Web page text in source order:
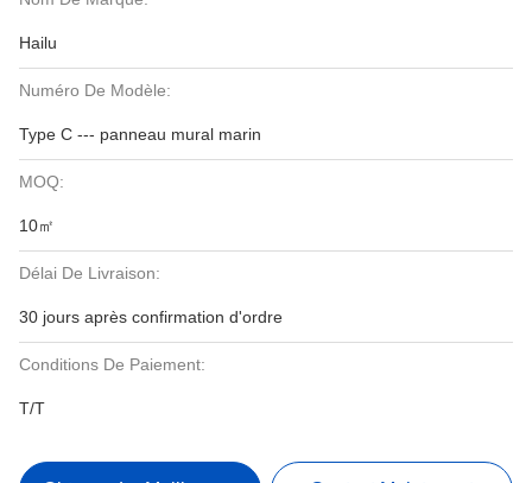
Hailu
Numéro De Modèle:
Type C --- panneau mural marin
MOQ:
10㎡
Délai De Livraison:
30 jours après confirmation d'ordre
Conditions De Paiement:
T/T